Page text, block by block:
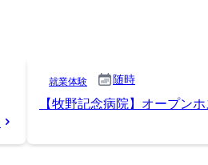
就業体験 随時
【牧野記念病院】オープン